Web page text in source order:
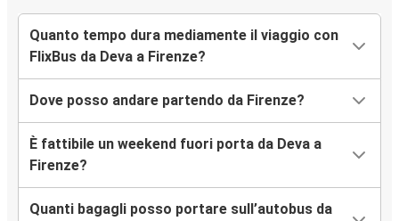
Quanto tempo dura mediamente il viaggio con
FlixBus da Deva a Firenze?
Dove posso andare partendo da Firenze?
È fattibile un weekend fuori porta da Deva a
Firenze?
Quanti bagagli posso portare sull’autobus da